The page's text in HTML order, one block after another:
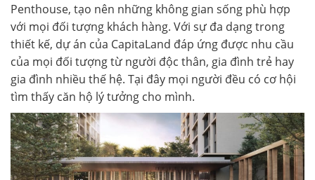
Penthouse, tạo nên những không gian sống phù hợp
với mọi đối tượng khách hàng. Với sự đa dạng trong
thiết kế, dự án của CapitaLand đáp ứng được nhu cầu
của mọi đối tượng từ người độc thân, gia đình trẻ hay
gia đình nhiều thế hệ. Tại đây mọi người đều có cơ hội
tìm thấy căn hộ lý tưởng cho mình.